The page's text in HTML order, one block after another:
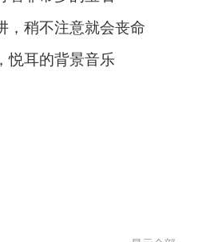
，稍不注意就会丧命
悦耳的背景音乐